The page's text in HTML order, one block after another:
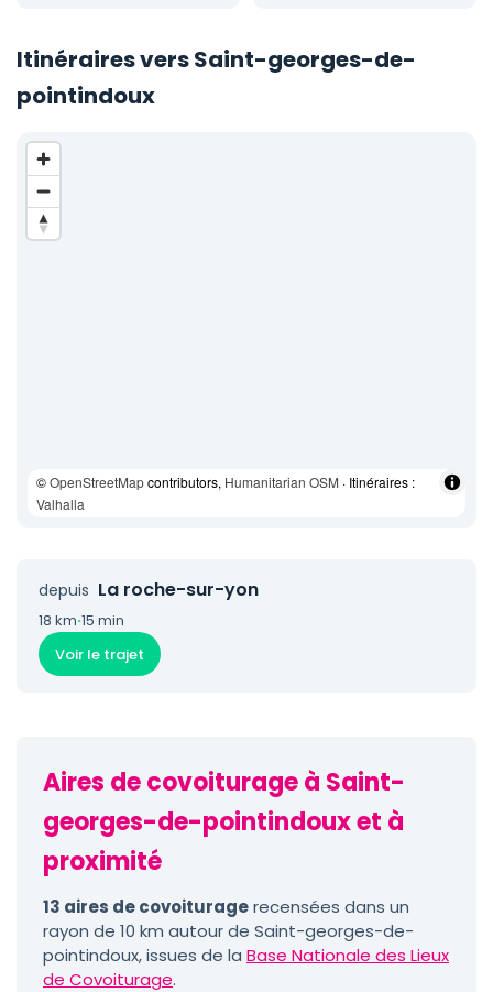
Itinéraires vers Saint-georges-de-
pointindoux
©OpenStreetMapcontributors, Humanitarian OSM · Itinéraires :
Valhalla
depuis La roche-sur-yon
18 km·15 min
Voir le trajet
Aires de covoiturage à Saint-
georges-de-pointindoux et à
proximité
13 aires de covoituragerecensées dans un
rayon de 10 km autour de Saint-georges-de-
pointindoux, issues de la Base Nationale des Lieux
de Covoiturage.